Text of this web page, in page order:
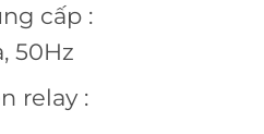
cấp :
50Hz
relay :